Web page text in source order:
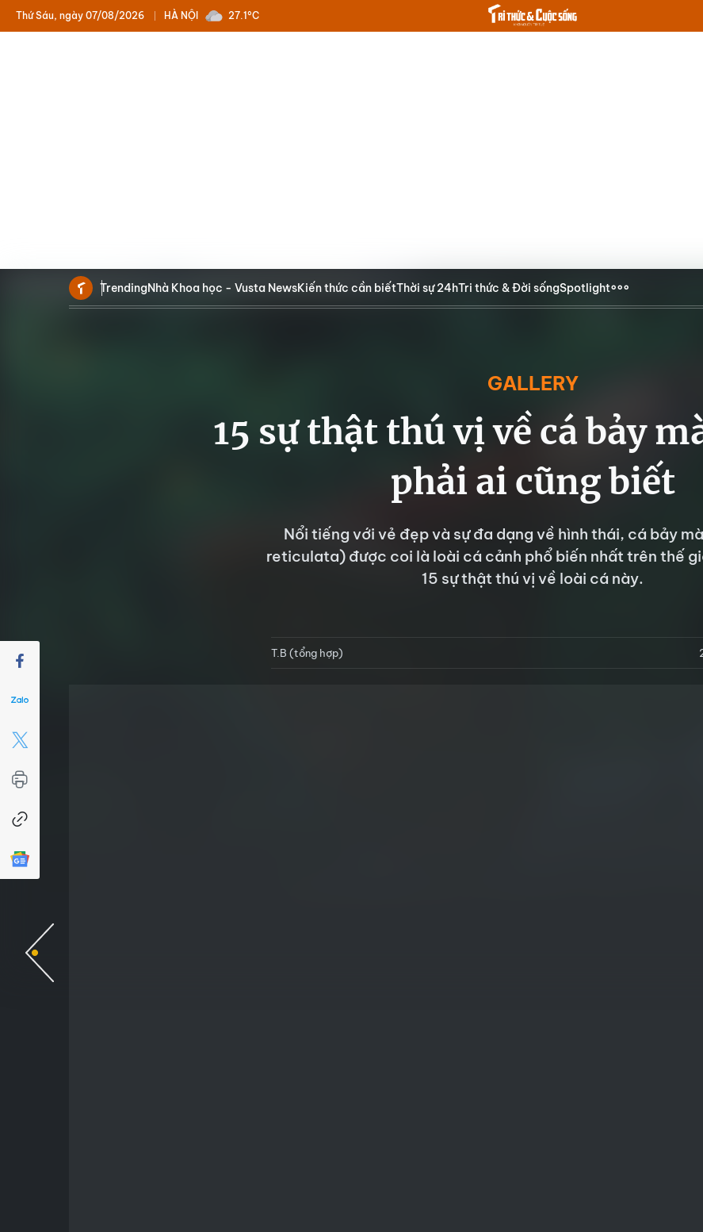
HÀ NỘI
Thứ Sáu, ngày 07/08/2026 27.1°C
TrendingNhà Khoa học - Vusta NewsKiến thức cần biếtThời sự 24hTri thức & Đời sốngSpotlight
GALLERY
15 sự thật thú vị về cá bảy
phải ai cũng biết
Nổi tiếng với vẻ đẹp và sự đa dạng về hình thái, cá bảy
reticulata) được coi là loài cá cảnh phổ biến nhất trên thế
15 sự thật thú vị về loài cá này.
T.B (tổng hợp)